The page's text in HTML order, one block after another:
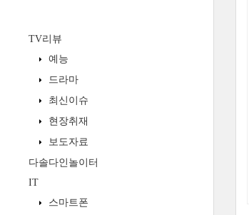
TV리뷰
예능
드라마
최신이슈
현장취재
보도자료
다솔다인놀이터
IT
스마트폰